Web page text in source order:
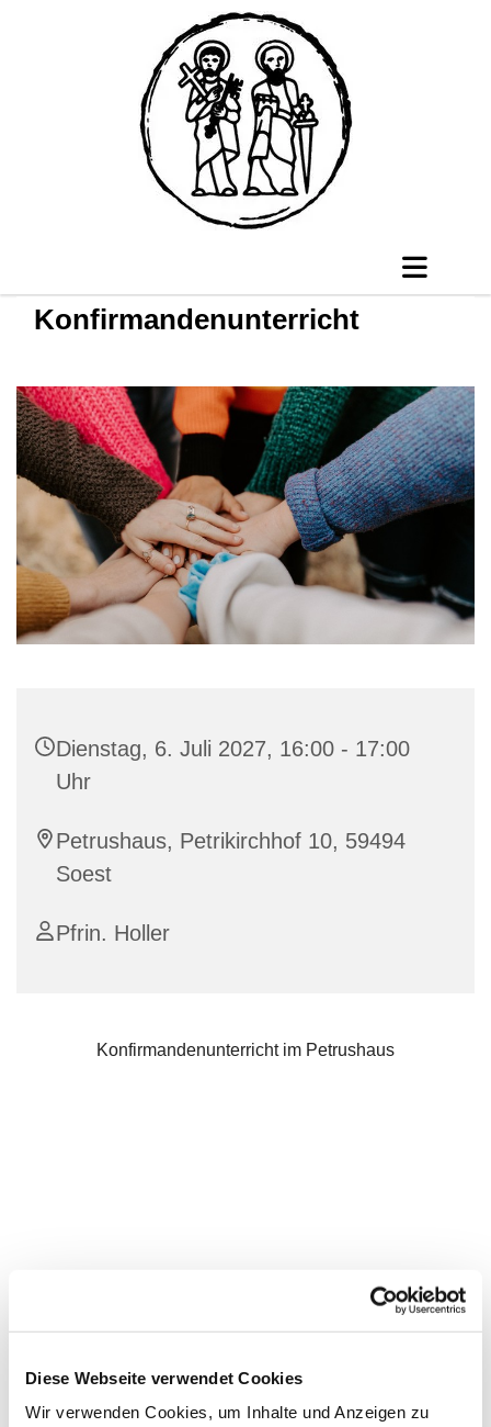
Diese Webseite verwendet Cookies
Wir verwenden Cookies, um Inhalte und Anzeigen zu
Konfirmandenunterricht
Dienstag, 6. Juli 2027, 16:00 - 17:00
Uhr
Petrushaus, Petrikirchhof 10, 59494
Soest
Pfrin. Holler
Konfirmandenunterricht im Petrushaus